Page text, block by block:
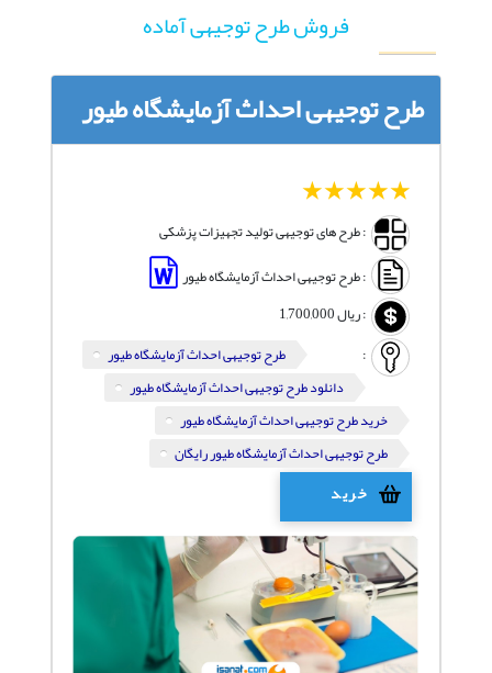
فروش طرح توجیهی آماده
طرح توجیهی احداث آزمایشگاه طیور
5
4
3
2
: طرح های توجیهی تولید تجهیزات پزشکی
: طرح توجیهی احداث آزمایشگاه طیور
:ریال1,700,000
:
طرح توجیهی احداث آزمایشگاه طیور
دانلود طرح توجیهی احداث آزمایشگاه طیور
خرید طرح توجیهی احداث آزمایشگاه طیور
طرح توجیهی احداث آزمایشگاه طیور رایگان
خرید